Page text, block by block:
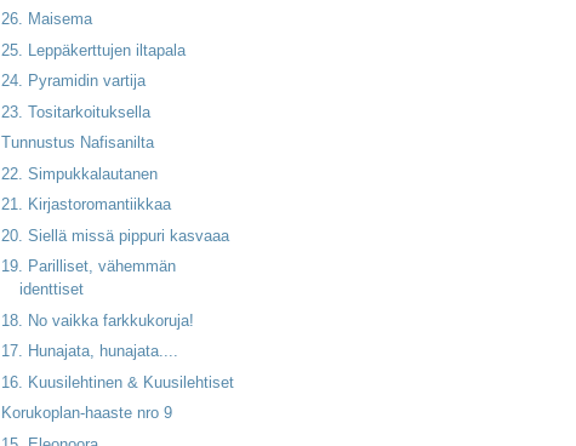
26. Maisema
25. Leppäkerttujen iltapala
24. Pyramidin vartija
23. Tositarkoituksella
Tunnustus Nafisanilta
22. Simpukkalautanen
21. Kirjastoromantiikkaa
20. Siellä missä pippuri kasvaaa
19. Parilliset, vähemmän
identtiset
18. No vaikka farkkukoruja!
17. Hunajata, hunajata....
16. Kuusilehtinen & Kuusilehtiset
Korukoplan-haaste nro 9